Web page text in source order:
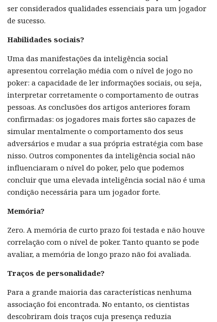
ser considerados qualidades essenciais para um jogador
de sucesso.
Habilidades sociais?
Uma das manifestações da inteligência social
apresentou correlação média com o nível de jogo no
poker: a capacidade de ler informações sociais, ou seja,
interpretar corretamente o comportamento de outras
pessoas. As conclusões dos artigos anteriores foram
confirmadas: os jogadores mais fortes são capazes de
simular mentalmente o comportamento dos seus
adversários e mudar a sua própria estratégia com base
nisso. Outros componentes da inteligência social não
influenciaram o nível do poker, pelo que podemos
concluir que uma elevada inteligência social não é uma
condição necessária para um jogador forte.
Memória?
Zero. A memória de curto prazo foi testada e não houve
correlação com o nível de poker. Tanto quanto se pode
avaliar, a memória de longo prazo não foi avaliada.
Traços de personalidade?
Para a grande maioria das características nenhuma
associação foi encontrada. No entanto, os cientistas
descobriram dois traços cuja presença reduzia